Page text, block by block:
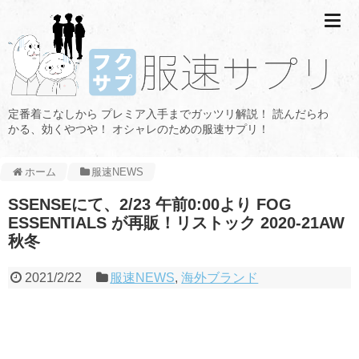
定番着こなしから プレミア入手までガッツリ解説！ 読んだらわ
かる、効くやつや！ オシャレのための服速サプリ！
ホーム 服速NEWS
SSENSEにて、2/23 午前0:00より FOG
ESSENTIALS が再販！リストック 2020-21AW
秋冬
2021/2/22 服速NEWS,海外ブランド